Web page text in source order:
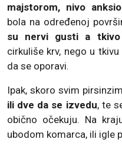
majstorom, nivo
bola na određenoj
su nervi gusti a tkivo
cirkuliše krv, nego u
da se oporavi.
Ipak, skoro svim
ili dve da se izvedu, te
obično očekuju. Na
ubodom komarca, ili igle